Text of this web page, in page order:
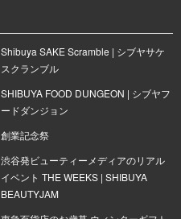
Shibuya SAKE Scramble | シブヤサケ
スクランブル
SHIBUYA FOOD DUNGEON | シブヤフ
ードダンジョン
創業記念祭
渋谷発ビューティーメディアのリアル
イベント THE WEEKS | SHIBUYA
BEAUTYJAM